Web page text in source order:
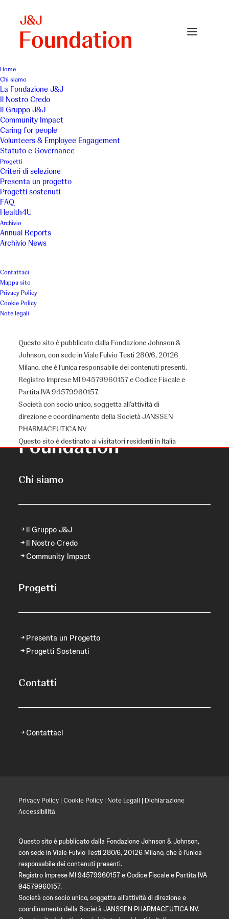
Home
Chi siamo
La Fondazione J&J
Il Nostro Credo
Il Gruppo J&J
Community Impact
Caring for people
Volunteers & Employee Engagement
Statuto e Governance
Progetti
Criteri di selezione
Presenta un progetto
Progetti sostenuti
FAQ
Health4U
Archivio
Annual Reports
Archivio News
Contattaci
Mappa sito
Privacy Policy
Cookie Policy
Note legali
Questo sito è pubblicato dalla Fondazione Johnson &
Johnson, con sede in Viale Fulvio Testi 280/6, 20126
Milano, che è l’unica responsabile dei contenuti presenti.
Registro Imprese MI 94579960157 e Codice Fiscale e
Partita IVA 94579960157.
Società con socio unico, soggetta all’attività di
direzione e coordinamento della Società JANSSEN
PHARMACEUTICA NV
Questo sito è destinato ai visitatori residenti in Italia
Happy family moments – Mother and child have
Happy family moments – Mother and child have fun
Chi siamo
Il Gruppo J&J
Il Nostro Credo
Community Impact
Progetti
Presenta un Progetto
Progetti Sostenuti
Contatti
Contattaci
Privacy Policy | Cookie Policy | Note Legali | Dichiarazione
Accessibilità
Questo sito è pubblicato dalla Fondazione Johnson & Johnson,
con sede in Viale Fulvio Testi 280/6, 20126 Milano, che è l’unica
responsabile dei contenuti presenti.
Registro Imprese MI 94579960157 e Codice Fiscale e Partita IVA
94579960157.
Società con socio unico, soggetta all’attività di direzione e
coordinamento della Società JANSSEN PHARMACEUTICA NV.